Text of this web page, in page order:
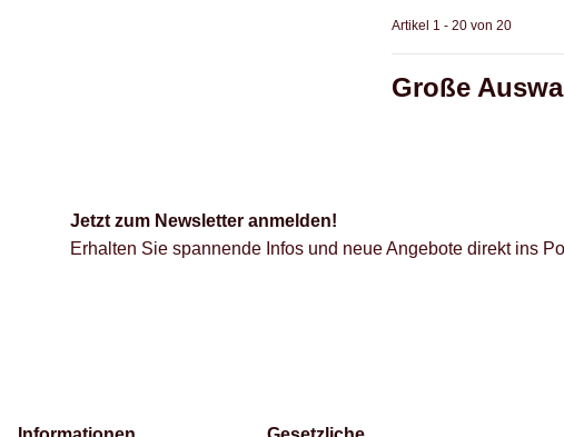
Artikel 1 - 20 von 20
Große
Jetzt zum Newsletter anmelden!
Erhalten Sie spannende Infos und neue Angebote direkt ins